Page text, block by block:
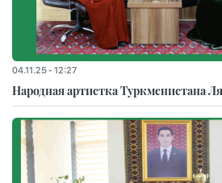
04.11.25 - 12:27
Народная артистка Туркменистана